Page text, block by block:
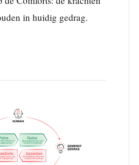
in huidig gedrag.